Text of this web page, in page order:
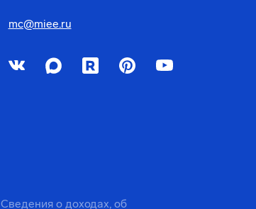
mc@miee.ru
Сведения о доходах, об